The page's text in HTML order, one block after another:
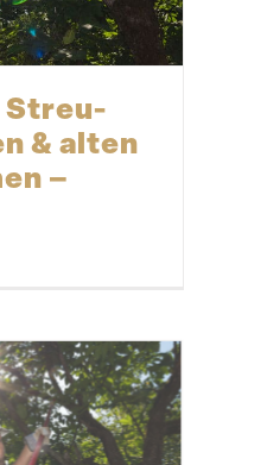
Streu­
& alten
–